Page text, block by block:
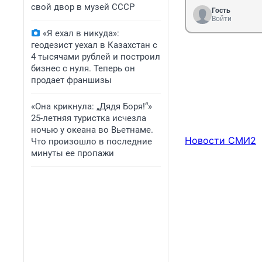
свой двор в музей СССР
«Я ехал в никуда»:
геодезист уехал в Казахстан с
4 тысячами рублей и построил
бизнес с нуля. Теперь он
продает франшизы
«Она крикнула: „Дядя Боря!“»
25-летняя туристка исчезла
ночью у океана во Вьетнаме.
Что произошло в последние
минуты ее пропажи
Гость
Войти
Новости СМИ2